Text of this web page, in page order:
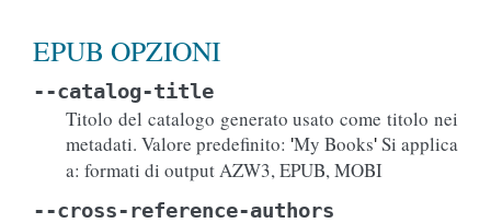
EPUB OPZIONI
--catalog-title
Titolo del catalogo generato usato come titolo nei
metadati. Valore predefinito: 'My Books' Si applica
a: formati di output AZW3, EPUB, MOBI
--cross-reference-authors